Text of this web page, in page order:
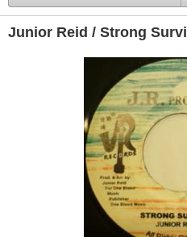
Junior Reid / Strong